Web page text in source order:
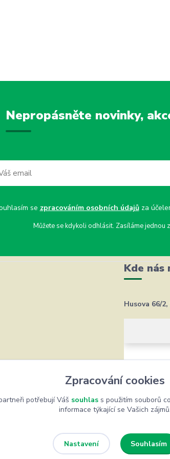
Nepropásněte novinky,
se zpracováním osobních údajůza
Můžete se kdykoli odhlásit. Zasíláme jednou
Kde nás
Husova 66/
Zpracování cookies
potřebují Váš souhlass použitím souborů
informace týkající se Vašich zájmů.
Nastavení Souhlasím